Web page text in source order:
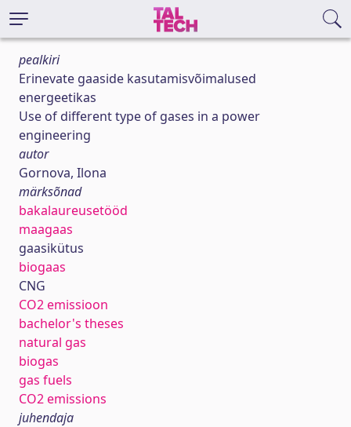
pealkiri
Erinevate gaaside kasutamisvõimalused
energeetikas
Use of different type of gases in a power
engineering
autor
Gornova, Ilona
märksõnad
bakalaureusetööd
maagaas
gaasikütus
biogaas
CNG
CO2 emissioon
bachelor's theses
natural gas
biogas
gas fuels
CO2 emissions
juhendaja